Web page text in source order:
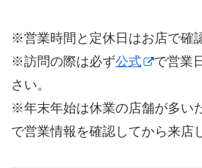
※営業時間と定休日はお店で確
※訪問の際は必ず公式
で営業
さい。
※年末年始は休業の店舗が多い
で営業情報を確認してから来店